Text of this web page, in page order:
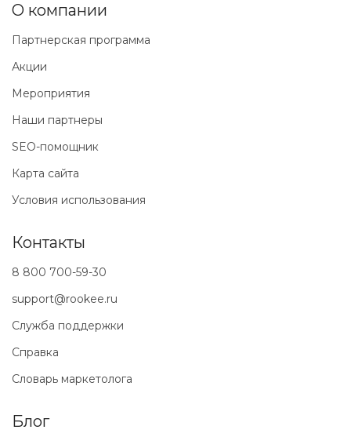
Блог
О компании
Партнерская программа
Акции
Мероприятия
Наши партнеры
SEO-помощник
Карта сайта
Условия использования
Контакты
8 800 700-59-30
support@rookee.ru
Служба поддержки
Справка
Словарь маркетолога